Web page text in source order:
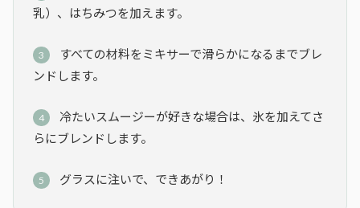
乳）、はちみつを加えます。
すべての材料をミキサーで滑らかになるまでブレ
ンドします。
冷たいスムージーが好きな場合は、氷を加えてさ
らにブレンドします。
グラスに注いで、できあがり！